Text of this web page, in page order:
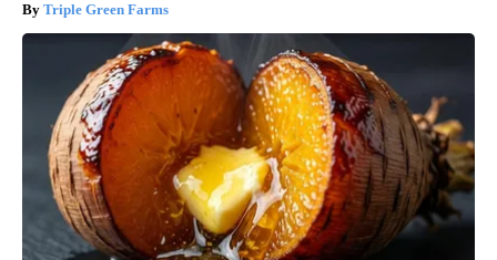
Triple Green Farms